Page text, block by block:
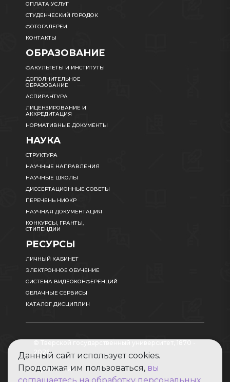
ОПЛАТА УСЛУГ
СТУДЕНЧЕСКИЙ ГОРОДОК
ФОТОГАЛЕРЕИ
КОНТАКТЫ
ОБРАЗОВАНИЕ
ФАКУЛЬТЕТЫ И ИНСТИТУТЫ
ДОПОЛНИТЕЛЬНОЕ
ОБРАЗОВАНИЕ
АСПИРАНТУРА
ЛИЦЕНЗИРОВАНИЕ И
АККРЕДИТАЦИЯ
НОРМАТИВНЫЕ ДОКУМЕНТЫ
НАУКА
СТРУКТУРА
НАУЧНЫЕ НАПРАВЛЕНИЯ
НАУЧНЫЕ ШКОЛЫ
ДИССЕРТАЦИОННЫЕ СОВЕТЫ
ПЕРЕЧЕНЬ НИОКР
НАУЧНАЯ ДОКУМЕНТАЦИЯ
КОНКУРСЫ, ГРАНТЫ,
СТИПЕНДИИ
РЕСУРСЫ
ЛИЧНЫЙ КАБИНЕТ
ЭЛЕКТРОННОЕ ОБУЧЕНИЕ
СИСТЕМА ВИДЕОКОНФЕРЕНЦИЙ
ОБЛАЧНЫЕ СЕРВИСЫ
КАТАЛОГ ДИСЦИПЛИН
2026
Карта сайта
Данный сайт использует cookies.
Продолжая им пользоваться, вы